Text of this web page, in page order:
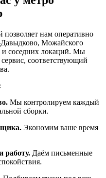
позволяет нам оперативно
Можайского
и соседних локаций. Мы
соответствующий
Мы контролируем каждый
сборки.
Экономим ваше время
работу. Даём письменные